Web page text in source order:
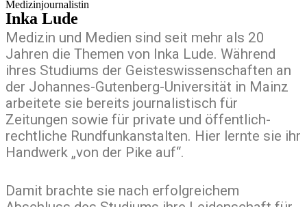
Medizinjournalistin
Inka Lude
Medizin und Medien sind seit mehr als 20
Jahren die Themen von Inka Lude. Während
ihres Studiums der Geisteswissenschaften an
der Johannes-Gutenberg-Universität in Mainz
arbeitete sie bereits journalistisch für
Zeitungen sowie für private und öffentlich-
rechtliche Rundfunkanstalten. Hier lernte sie ihr
Handwerk „von der Pike auf“.
Damit brachte sie nach erfolgreichem